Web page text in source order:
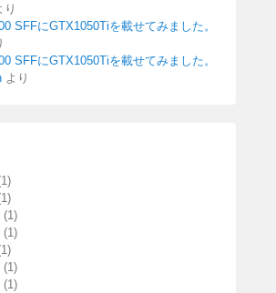
り
SFFにGTX1050Tiを載せてみました。
SFFにGTX1050Tiを載せてみました。
より
(1)
(1)
(1)
(1)